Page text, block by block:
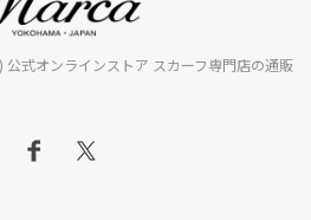
式オンラインストア スカーフ専門店の通販